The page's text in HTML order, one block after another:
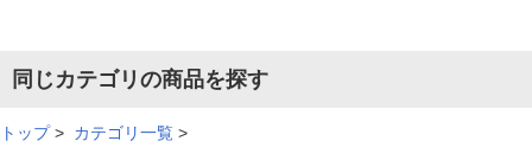
同じカテゴリの商品を探す
トップ> カテゴリ一覧 >